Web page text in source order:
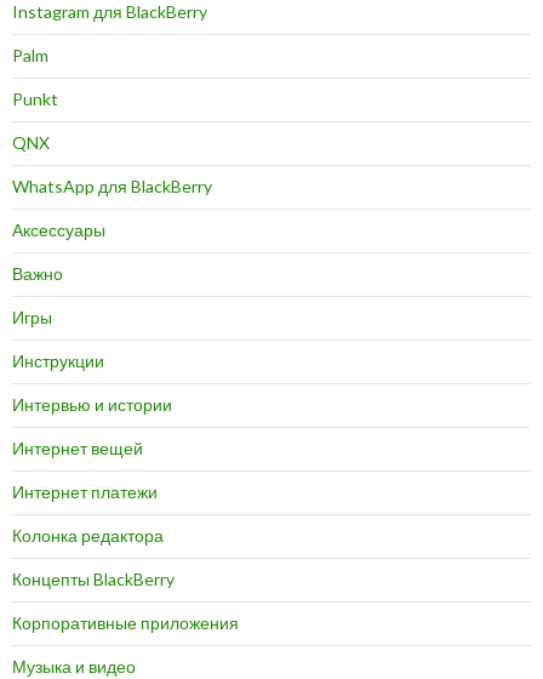
Instagram для BlackBerry
Palm
Punkt
QNX
WhatsApp для BlackBerry
Аксессуары
Важно
Игры
Инструкции
Интервью и истории
Интернет вещей
Интернет платежи
Колонка редактора
Концепты BlackBerry
Корпоративные приложения
Музыка и видео